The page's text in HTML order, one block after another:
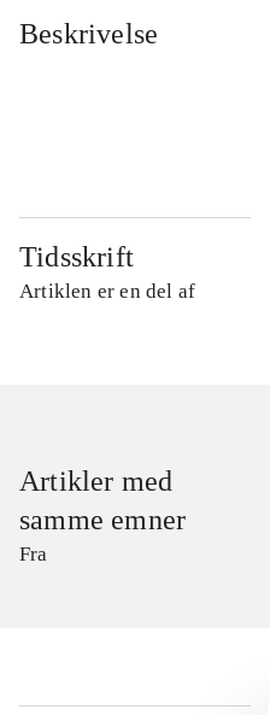
Beskrivelse
Tidsskrift
Artiklen er en del af
Artikler med
samme emner
Fra